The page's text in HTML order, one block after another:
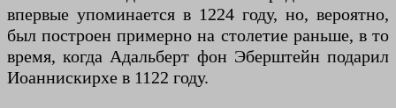
впервые упоминается в 1224 году, но, вероятно,
был построен примерно на столетие раньше, в то
время, когда Адальберт фон Эберштейн подарил
Иоаннискирхе в 1122 году.